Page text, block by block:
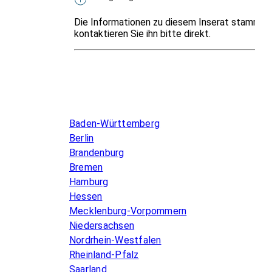
Die Informationen zu diesem Inserat
kontaktieren Sie ihn bitte direkt.
Baden-Württemberg
Berlin
Brandenburg
Bremen
Hamburg
Hessen
Mecklenburg-Vorpommern
Niedersachsen
Nordrhein-Westfalen
Rheinland-Pfalz
Saarland